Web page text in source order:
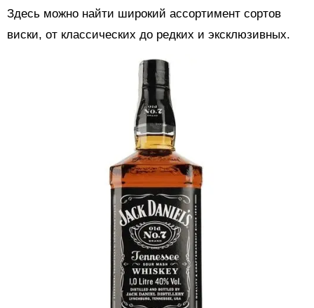
Здесь можно найти широкий ассортимент сортов
виски, от классических до редких и эксклюзивных.